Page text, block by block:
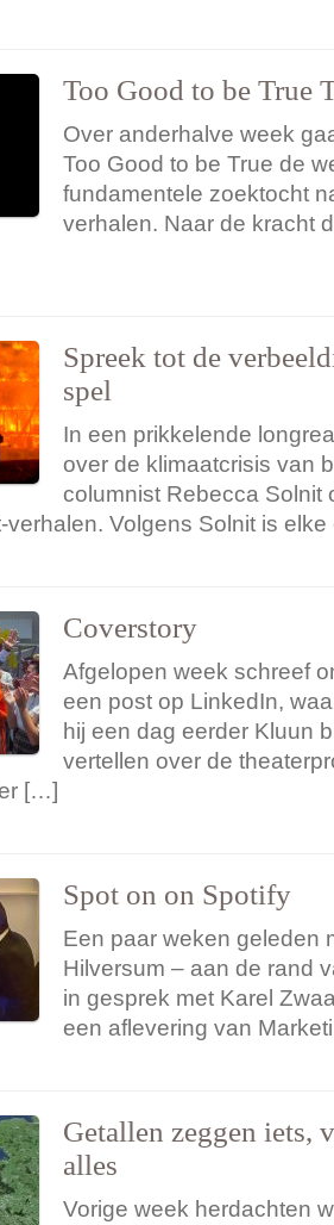
Too Good to be True
Over anderhalve week
Too Good to be True de
fundamentele zoektocht
verhalen. Naar de kracht
Spreek tot de
spel
In een prikkelende
over de klimaatcrisis van
columnist Rebecca Solnit
verhalen. Volgens Solnit is
Coverstory
Afgelopen week schreef
een post op LinkedIn,
hij een dag eerder Kluun
vertellen over de
[…]
Spot on on Spotify
Een paar weken geleden
Hilversum – aan de rand
in gesprek met Karel
een aflevering van
Getallen zeggen iets,
alles
Vorige week herdachten